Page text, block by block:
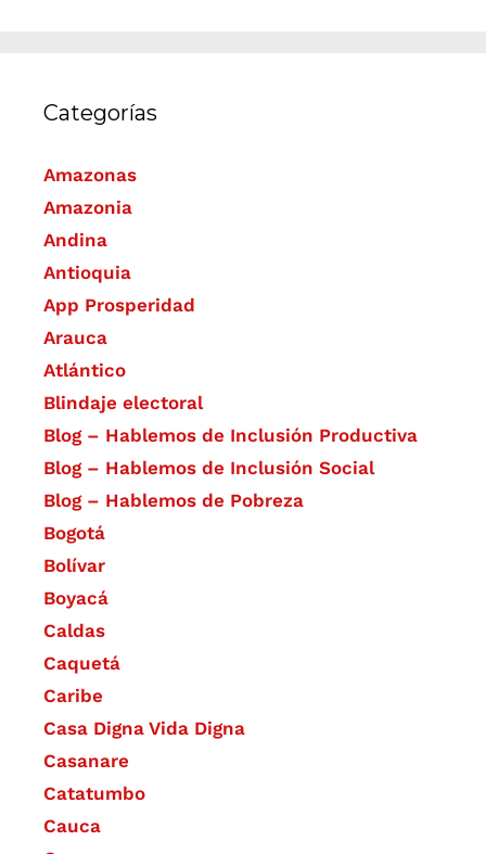
Categorías
Amazonas
Amazonia
Andina
Antioquia
App Prosperidad
Arauca
Atlántico
Blindaje electoral
Blog – Hablemos de Inclusión Productiva
Blog – Hablemos de Inclusión Social
Blog – Hablemos de Pobreza
Bogotá
Bolívar
Boyacá
Caldas
Caquetá
Caribe
Casa Digna Vida Digna
Casanare
Catatumbo
Cauca